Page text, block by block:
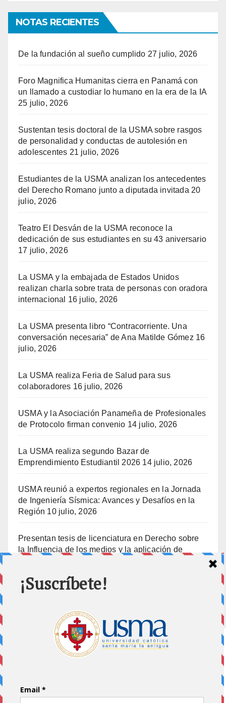
NOTAS RECIENTES
De la fundación al sueño cumplido 27 julio, 2026
Foro Magnifica Humanitas cierra en Panamá con
un llamado a custodiar lo humano en la era de la IA
25 julio, 2026
Sustentan tesis doctoral de la USMA sobre rasgos
de personalidad y conductas de autolesión en
adolescentes 21 julio, 2026
Estudiantes de la USMA analizan los antecedentes
del Derecho Romano junto a diputada invitada 20
julio, 2026
Teatro El Desván de la USMA reconoce la
dedicación de sus estudiantes en su 43 aniversario
17 julio, 2026
La USMA y la embajada de Estados Unidos
realizan charla sobre trata de personas con oradora
internacional
16 julio, 2026
La USMA presenta libro “Contracorriente. Una
conversación necesaria” de Ana Matilde Gómez 16
julio, 2026
La USMA realiza Feria de Salud para sus
colaboradores 16 julio, 2026
USMA y la Asociación Panameña de Profesionales
de Protocolo firman convenio 14 julio, 2026
La USMA realiza segundo Bazar de
Emprendimiento Estudiantil 2026 14 julio, 2026
USMA reunió a expertos regionales en la Jornada
de Ingeniería Sísmica: Avances y Desafíos en la
Región 10 julio, 2026
Presentan tesis de licenciatura en Derecho sobre
la Influencia de los medios y la aplicación de